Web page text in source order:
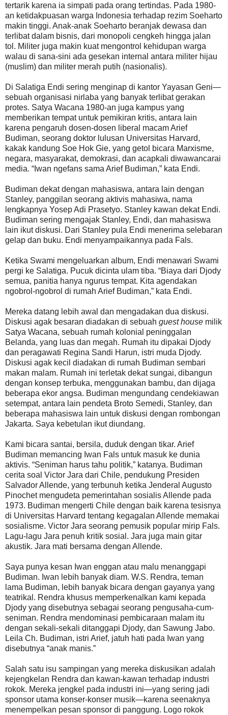
tertarik karena ia simpati pada orang tertindas. Pada 1980-
an ketidakpuasan warga Indonesia terhadap rezim Soeharto
makin tinggi. Anak-anak Soeharto beranjak dewasa dan
terlibat dalam bisnis, dari monopoli cengkeh hingga jalan
tol. Militer juga makin kuat mengontrol kehidupan warga
walau di sana-sini ada gesekan internal antara militer hijau
(muslim) dan militer merah putih (nasionalis).
Di Salatiga Endi sering menginap di kantor Yayasan Geni—
sebuah organisasi nirlaba yang banyak terlibat gerakan
protes. Satya Wacana 1980-an juga kampus yang
memberikan tempat untuk pemikiran kritis, antara lain
karena pengaruh dosen-dosen liberal macam Arief
Budiman, seorang doktor lulusan Universitas Harvard,
kakak kandung Soe Hok Gie, yang getol bicara Marxisme,
negara, masyarakat, demokrasi, dan acapkali diwawancarai
media. “Iwan ngefans sama Arief Budiman,” kata Endi.
Budiman dekat dengan mahasiswa, antara lain dengan
Stanley, panggilan seorang aktivis mahasiwa, nama
lengkapnya Yosep Adi Prasetyo. Stanley kawan dekat Endi.
Budiman sering mengajak Stanley, Endi, dan mahasiswa
lain ikut diskusi. Dari Stanley pula Endi menerima selebaran
gelap dan buku. Endi menyampaikannya pada Fals.
Ketika Swami mengeluarkan album, Endi menawari Swami
pergi ke Salatiga. Pucuk dicinta ulam tiba. “Biaya dari Djody
semua, panitia hanya ngurus tempat. Kita agendakan
ngobrol-ngobrol di rumah Arief Budiman,” kata Endi.
Mereka datang lebih awal dan mengadakan dua diskusi.
Diskusi agak besaran diadakan di sebuah guest house milik
Satya Wacana, sebuah rumah kolonial peninggalan
Belanda, yang luas dan megah. Rumah itu dipakai Djody
dan peragawati Regina Sandi Harun, istri muda Djody.
Diskusi agak kecil diadakan di rumah Budiman sembari
makan malam. Rumah ini terletak dekat sungai, dibangun
dengan konsep terbuka, menggunakan bambu, dan dijaga
beberapa ekor angsa. Budiman mengundang cendekiawan
setempat, antara lain pendeta Broto Semedi, Stanley, dan
beberapa mahasiswa lain untuk diskusi dengan rombongan
Jakarta. Saya kebetulan ikut diundang.
Kami bicara santai, bersila, duduk dengan tikar. Arief
Budiman memancing Iwan Fals untuk masuk ke dunia
aktivis. “Seniman harus tahu politik,” katanya. Budiman
cerita soal Victor Jara dari Chile, pendukung Presiden
Salvador Allende, yang terbunuh ketika Jenderal Augusto
Pinochet mengudeta pemerintahan sosialis Allende pada
1973. Budiman mengerti Chile dengan baik karena tesisnya
di Universitas Harvard tentang kegagalan Allende memakai
sosialisme. Victor Jara seorang pemusik popular mirip Fals.
Lagu-lagu Jara penuh kritik sosial. Jara juga main gitar
akustik. Jara mati bersama dengan Allende.
Saya punya kesan Iwan enggan atau malu menanggapi
Budiman. Iwan lebih banyak diam. W.S. Rendra, teman
lama Budiman, lebih banyak bicara dengan gayanya yang
teatrikal. Rendra khusus memperkenalkan kami kepada
Djody yang disebutnya sebagai seorang pengusaha-cum-
seniman. Rendra mendominasi pembicaraan malam itu
dengan sekali-sekali ditanggapi Djody, dan Sawung Jabo.
Leila Ch. Budiman, istri Arief, jatuh hati pada Iwan yang
disebutnya “anak manis.”
Salah satu isu sampingan yang mereka diskusikan adalah
kejengkelan Rendra dan kawan-kawan terhadap industri
rokok. Mereka jengkel pada industri ini—yang sering jadi
sponsor utama konser-konser musik—karena seenaknya
menempelkan pesan sponsor di panggung. Logo rokok